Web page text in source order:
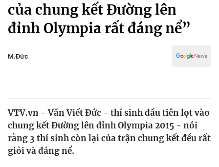
Chính trị
Xã hội
Pháp luật
Thế giới
Tin tức
Thế giới đó đây
Kinh tế
Truyền hình
Văn hóa - Giải trí
của chung kết Đường lên
đỉnh Olympia rất đáng nể”
M.Đức
VTV.vn - Văn Viết Đức - thí sinh đầu tiên lọt vào
chung kết Đường lên đỉnh Olympia 2015 - nói
rằng 3 thí sinh còn lại của trận chung kết đều rất
giỏi và đáng nể.